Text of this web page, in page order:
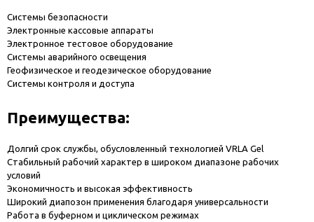
Системы безопасности
Электронные кассовые аппараты
Электронное тестовое оборудование
Системы аварийного освещения
Геофизическое и геодезическое оборудование
Системы контроля и доступа
Преимущества:
Долгий срок службы, обусловленный технологией VRLA Gel
Стабильный рабочий характер в широком диапазоне рабочих
условий
Экономичность и высокая эффективность
Широкий диапозон применения благодаря универсальности
Работа в буферном и циклическом режимах